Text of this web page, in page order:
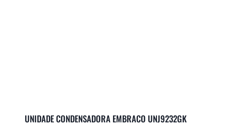
UNIDADE CONDENSADORA EMBRACO UNJ9232GK